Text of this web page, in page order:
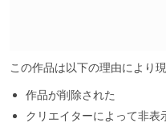
この作品は以下の理由により
作品が削除された
クリエイターによって非表